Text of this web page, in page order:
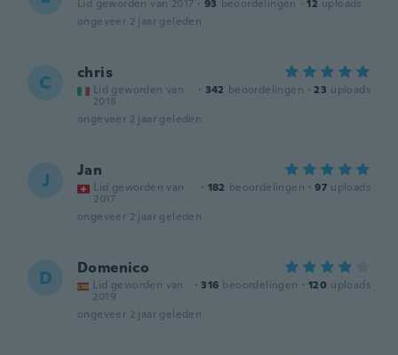
Lid geworden van 2017 · 93 beoordelingen · 12 uploads
ongeveer 2 jaar geleden
C chris
Lid geworden van
2018
· 342 beoordelingen · 23 uploads
ongeveer 2 jaar geleden
J Jan
Lid geworden van
2017
· 182 beoordelingen · 97 uploads
ongeveer 2 jaar geleden
D Domenico
Lid geworden van
2019
· 316 beoordelingen · 120 uploads
ongeveer 2 jaar geleden